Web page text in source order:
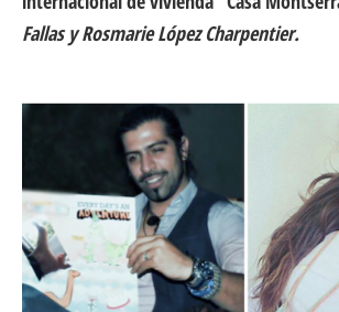
Fallas y Rosmarie López Charpentier.